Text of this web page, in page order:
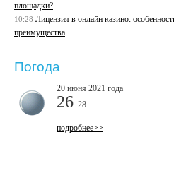
площадки?
10:28 Лицензия в онлайн казино:
преимущества
Погода
20 июня 2021 года
26 ..28
подробнее>>